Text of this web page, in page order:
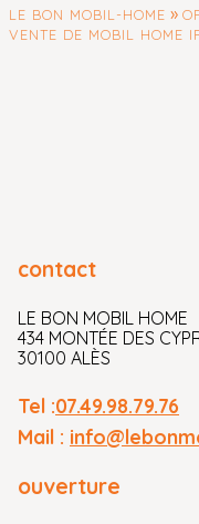
LE BON MOBIL-HOME »
VENTE DE MOBIL HOME
contact
LE BON MOBIL HOME
434 MONTÉE DES
30100 ALÈS
Tel :07.49.98.79.76
Mail :
ouverture